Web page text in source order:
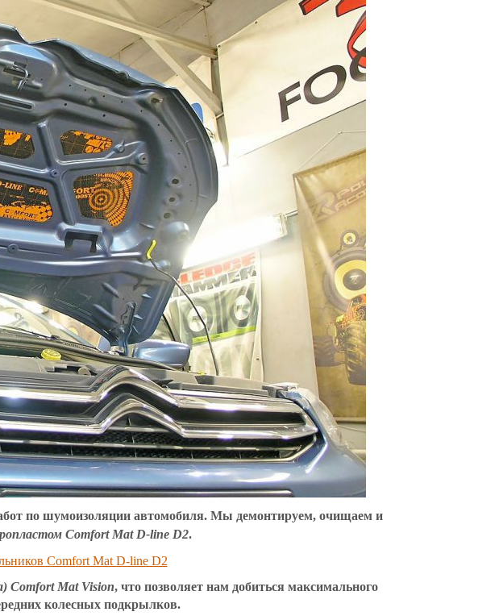
по шумоизоляции автомобиля. Мы демонтируем, очищаем и
Comfort Mat D-line D2.
Comfort Mat Vision, что позволяет нам добиться максимального
колесных подкрылков.